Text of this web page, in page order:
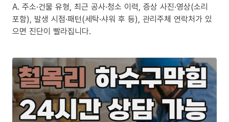
A. 주소·건물 유형, 최근 공사·청소 이력, 증상 사진·영상(소리
포함), 발생 시점·패턴(세탁·샤워 후 등), 관리주체 연락처가 있
으면 진단이 빨라집니다.